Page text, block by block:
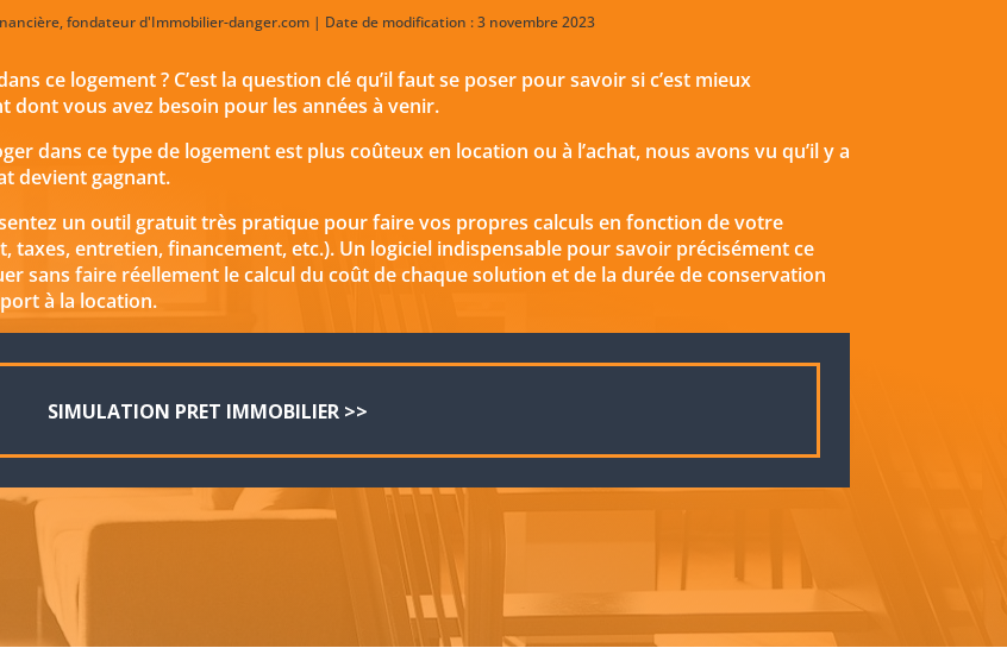
fondateur d'Immobilier-danger.com | Date de modification : 3 novembre 2023
ce logement ? C’est la question clé qu’il faut se poser pour savoir si c’est mieux
dont vous avez besoin pour les années à venir.
dans ce type de logement est plus coûteux en location ou à l’achat, nous avons vu qu’il y a
devient gagnant.
un outil gratuit très pratique pour faire vos propres calculs en fonction de votre
taxes, entretien, financement, etc.). Un logiciel indispensable pour savoir précisément ce
sans faire réellement le calcul du coût de chaque solution et de la durée de conservation
à la location.
SIMULATION PRET IMMOBILIER >>